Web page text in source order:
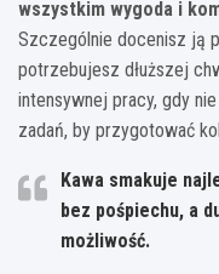
wszystkim wygoda i
Szczególnie docenisz ją
potrzebujesz dłuższej
intensywnej pracy, gdy
zadań, by przygotować
Kawa smakuje
bez pośpiechu, a
możliwość.